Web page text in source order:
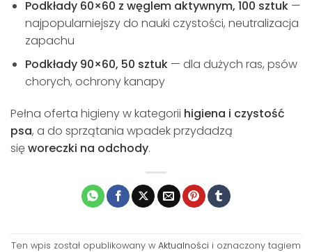
Podkłady 60×60 z węglem aktywnym, 100 sztuk—
najpopularniejszy do nauki czystości, neutralizacja
zapachu
Podkłady 90×60, 50 sztuk— dla dużych ras, psów
chorych, ochrony kanapy
Pełna oferta higieny w kategorii higiena i czystość
psa, a do sprzątania wpadek przydadzą
sięworeczki na odchody.
Ten wpis został opublikowany w Aktualności i oznaczony tagiem